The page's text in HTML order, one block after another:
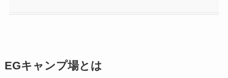
EGキャンプ場とは